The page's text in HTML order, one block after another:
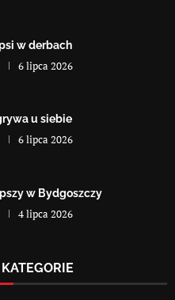
w derbach
6 lipca 2026
u siebie
6 lipca 2026
w Bydgoszczy
4 lipca 2026